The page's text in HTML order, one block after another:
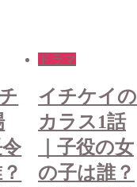
ドラマ
ラジエーシ
ョンハウス
2特別編の
見逃し配